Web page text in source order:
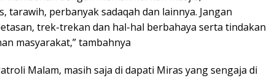
tarawih, perbanyak sadaqah dan lainnya. Jangan
trek-trekan dan hal-hal berbahaya serta tindakan
masyarakat,” tambahnya
Malam, masih saja di dapati Miras yang sengaja di